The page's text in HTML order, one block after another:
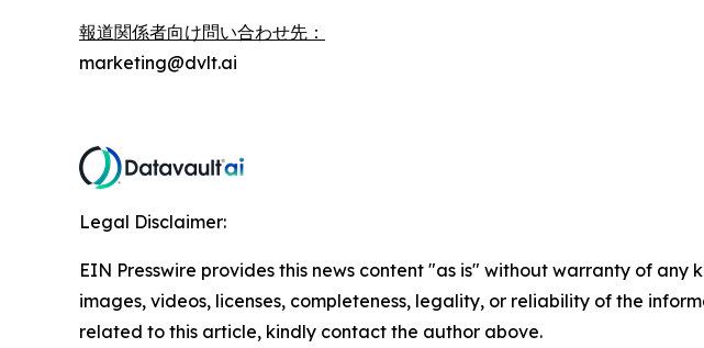
報道関係者向け問い合わせ先：
marketing@dvlt.ai
Legal Disclaimer:
EIN Presswire provides this news content "as is" without warranty of
images, videos, licenses, completeness, legality, or reliability of the
related to this article, kindly contact the author above.